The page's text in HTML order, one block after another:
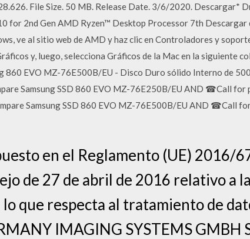
File Size. 50 MB. Release Date. 3/6/2020. Descargar*
for 2nd Gen AMD Ryzen™ Desktop Processor 7th
ve al sitio web de AMD y haz clic en Controladores y
y, luego, selecciona Gráficos de la Mac en la siguiente
860 EVO MZ-76E500B/EU - Disco Duro sólido Interno de
Samsung SSD 860 EVO MZ-76E250B/EU AND ☎Call
Samsung SSD 860 EVO MZ-76E500B/EU AND ☎Call
en el Reglamento (UE) 2016/
de 27 de abril de 2016 relativo a
lo que respecta al tratamiento de
IMAGING SYSTEMS GMBH